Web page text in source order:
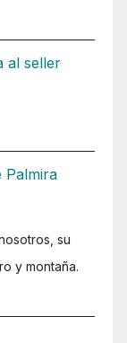
al seller
Palmira
su
y montaña.